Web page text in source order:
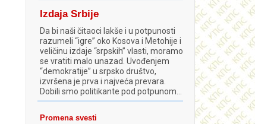
Izdaja Srbije
Da bi naši čitaoci lakše i u potpunosti
razumeli “igre” oko Kosova i Metohije i
veličinu izdaje “srpskih” vlasti, moramo
se vratiti malo unazad. Uvođenjem
“demokratije” u srpsko društvo,
izvršena je prva i najveća prevara.
Dobili smo politikante pod potpunom…
Promena svesti